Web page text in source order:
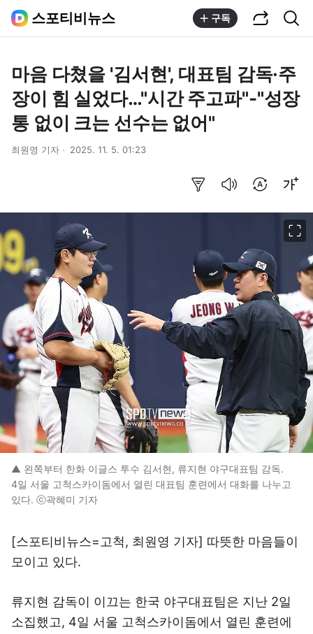
스포티비뉴스 구독
마음 다쳤을 '김서현', 대표팀 감독·주
장이 힘 실었다…"시간 주고파"-"성장
통 없이 크는 선수는 없어"
최원영 기자 2025. 11. 5. 01:23
▲ 왼쪽부터 한화 이글스 투수 김서현, 류지현 야구대표팀 감독.
4일 서울 고척스카이돔에서 열린 대표팀 훈련에서 대화를 나누고
있다. ⓒ곽혜미 기자
[스포티비뉴스=고척, 최원영 기자] 따뜻한 마음들이
모이고 있다.
류지현 감독이 이끄는 한국 야구대표팀은 지난 2일
소집했고, 4일 서울 고척스카이돔에서 열린 훈련에